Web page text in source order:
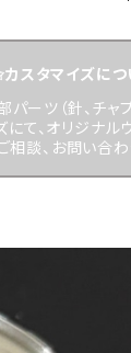
スタマイズに
ーツ（針、チャ
にて、オリジナ
相談、お問い合わ